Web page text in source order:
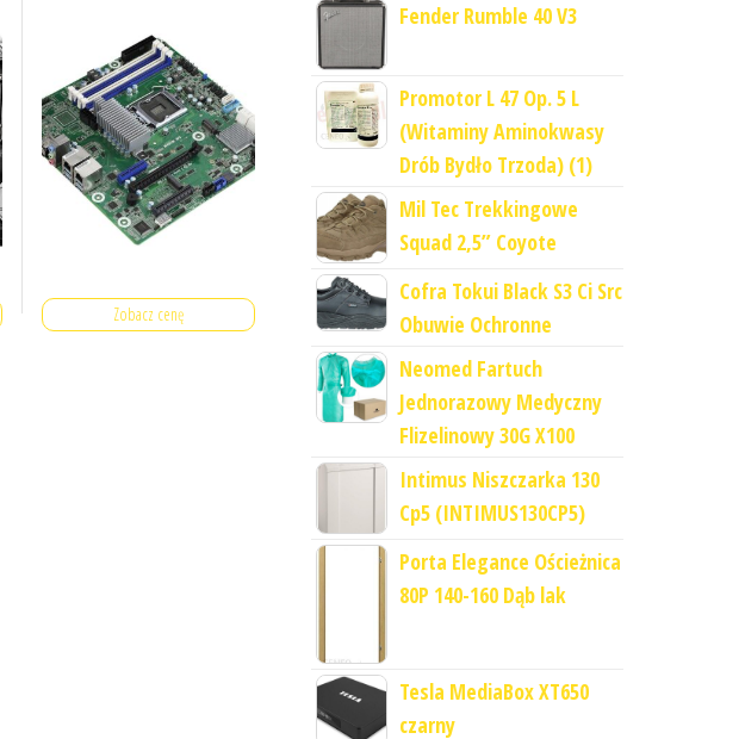
Zobacz cenę
Fender Rumble 40 V3
Promotor L 47 Op. 5 L
(Witaminy Aminokwasy
Drób Bydło Trzoda) (1)
Mil Tec Trekkingowe
Squad 2,5” Coyote
Cofra Tokui Black S3 Ci Src
Obuwie Ochronne
Neomed Fartuch
Jednorazowy Medyczny
Flizelinowy 30G X100
Intimus Niszczarka 130
Cp5 (INTIMUS130CP5)
Porta Elegance Ościeżnica
80P 140-160 Dąb lak
Tesla MediaBox XT650
czarny